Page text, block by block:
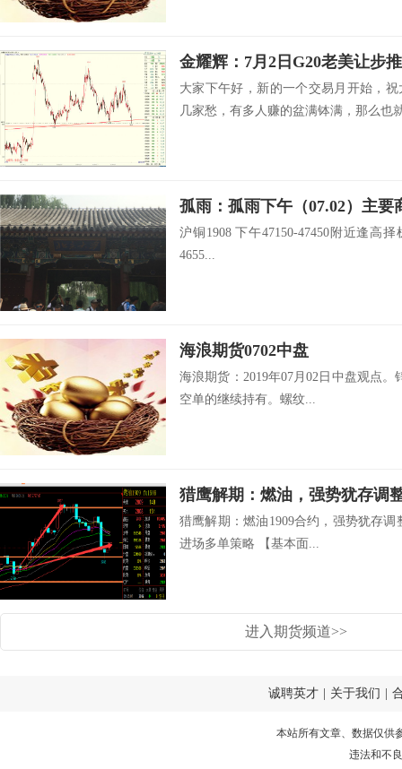
金耀辉：7月2日G20老美让步
大家下午好，新的一个交易月开始，
几家愁，有多人赚的盆满钵满，那么也
孤雨：孤雨下午（07.02）主要
沪铜1908 下午47150-47450附近逢高
4655...
海浪期货0702中盘
海浪期货：2019年07月02日中盘观点。
空单的继续持有。螺纹...
猎鹰解期：燃油1909合约，强势犹存调
进场多单策略 【基本面...
进入期货频道>>
诚聘英才 关于我们
本站所有文章、数据仅供
违法和不